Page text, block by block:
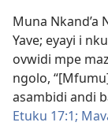
Muna Nkand’a
Yave; eyayi i
ovwidi mpe
ngolo,
asambidi andi
Etuku 17:1;